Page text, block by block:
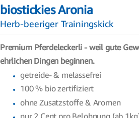
der
springen
biostickies Aronia
Herb-beeriger Trainingskick
Premium Pferdeleckerli - weil gute
ehrlichen Dingen beginnen.
getreide- & melassefrei
100 % bio zertifiziert
ohne Zusatzstoffe & Aromen